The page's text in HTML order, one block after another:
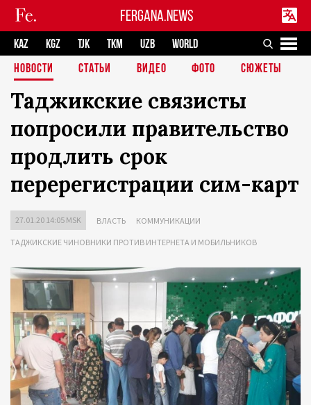
FERGANA.NEWS
KAZ KGZ TJK TKM UZB
WORLD
НОВОСТИ
СТАТЬИ ВИДЕО ФОТО СЮЖЕТЫ
Таджикские связисты
попросили правительство
продлить срок
перерегистрации сим-карт
27.01.20 14:05 MSK ВЛАСТЬ КОММУНИКАЦИИ
ТАДЖИКСКИЕ ЧИНОВНИКИ ПРОТИВ ИНТЕРНЕТА И МОБИЛЬНИКОВ